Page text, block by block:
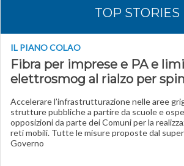
TOP STORIES
IL PIANO COLAO
Fibra per imprese e PA e
elettrosmog al rialzo per
Accelerare l’infrastrutturazione nelle aree
strutture pubbliche a partire da scuole e
opposizioni da parte dei Comuni per la
reti mobili. Tutte le misure proposte dal
Governo